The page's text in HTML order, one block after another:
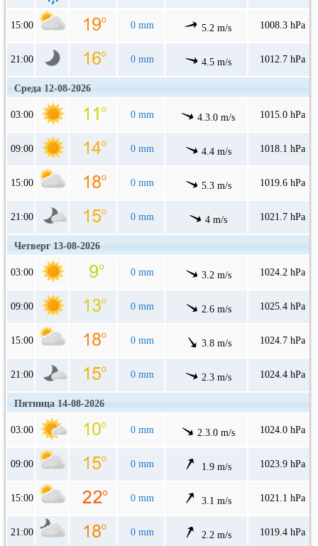
15:00 0 mm 5.2 m/s 1008.3 hPa
21:00 0 mm 4.5 m/s 1012.7 hPa
Среда 12-08-2026
03:00 0 mm 4.3.0 m/s 1015.0 hPa
09:00 0 mm 4.4 m/s 1018.1 hPa
15:00 0 mm 5.3 m/s 1019.6 hPa
21:00 0 mm 4 m/s 1021.7 hPa
Четверг 13-08-2026
03:00 0 mm 3.2 m/s 1024.2 hPa
09:00 0 mm 2.6 m/s 1025.4 hPa
15:00 0 mm 3.8 m/s 1024.7 hPa
21:00 0 mm 2.3 m/s 1024.4 hPa
Пятница 14-08-2026
03:00 0 mm 2.3.0 m/s 1024.0 hPa
09:00 0 mm 1.9 m/s 1023.9 hPa
15:00 0 mm 3.1 m/s 1021.1 hPa
21:00 0 mm 2.2 m/s 1019.4 hPa